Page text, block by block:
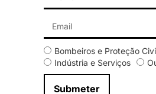
Bombeiros e Proteção
Indústria e Serviços
Submeter